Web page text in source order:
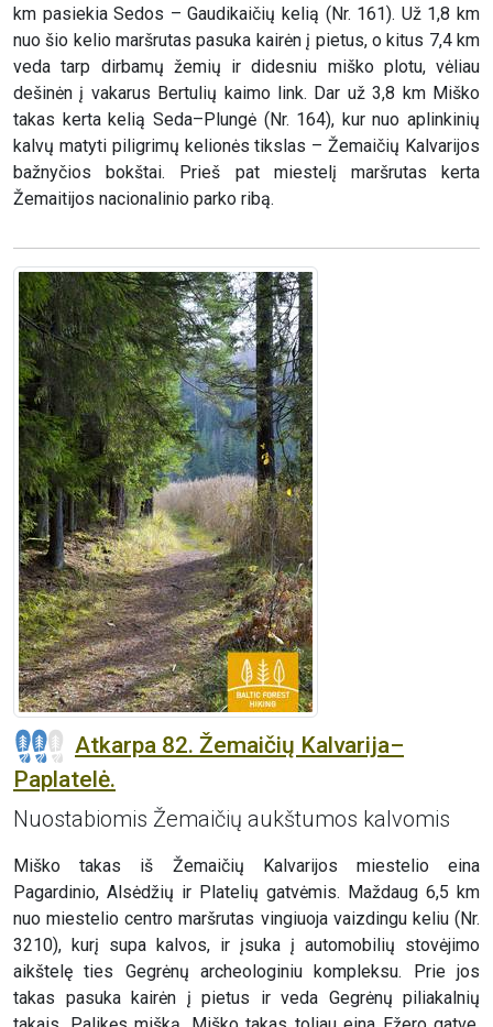
km pasiekia Sedos – Gaudikaičių kelią (Nr. 161). Už 1,8 km
nuo šio kelio maršrutas pasuka kairėn į pietus, o kitus 7,4 km
veda tarp dirbamų žemių ir didesniu miško plotu, vėliau
dešinėn į vakarus Bertulių kaimo link. Dar už 3,8 km Miško
takas kerta kelią Seda–Plungė (Nr. 164), kur nuo aplinkinių
kalvų matyti piligrimų kelionės tikslas – Žemaičių Kalvarijos
bažnyčios bokštai. Prieš pat miestelį maršrutas kerta
Žemaitijos nacionalinio parko ribą.
Atkarpa 82. Žemaičių Kalvarija–
Paplatelė.
Nuostabiomis Žemaičių aukštumos kalvomis
Miško takas iš Žemaičių Kalvarijos miestelio eina
Pagardinio, Alsėdžių ir Platelių gatvėmis. Maždaug 6,5 km
nuo miestelio centro maršrutas vingiuoja vaizdingu keliu (Nr.
3210), kurį supa kalvos, ir įsuka į automobilių stovėjimo
aikštelę ties Gegrėnų archeologiniu kompleksu. Prie jos
takas pasuka kairėn į pietus ir veda Gegrėnų piliakalnių